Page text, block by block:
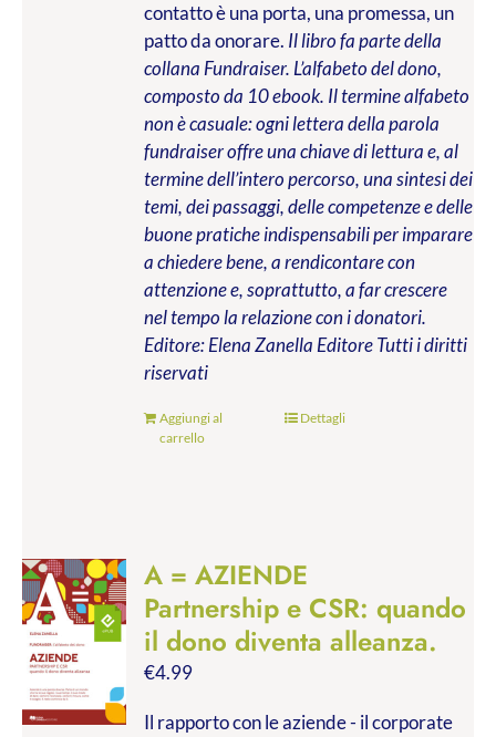
contatto è una porta, una promessa, un
patto da onorare. Il libro fa parte della
collana Fundraiser. L’alfabeto del dono,
composto da 10 ebook. Il termine alfabeto
non è casuale: ogni lettera della parola
fundraiser offre una chiave di lettura e, al
termine dell’intero percorso, una sintesi dei
temi, dei passaggi, delle competenze e delle
buone pratiche indispensabili per imparare
a chiedere bene, a rendicontare con
attenzione e, soprattutto, a far crescere
nel tempo la relazione con i donatori.
Editore: Elena Zanella EditoreTutti i diritti
riservati
Aggiungi al
carrello
Dettagli
A = AZIENDE
Partnership e CSR: quando
il dono diventa alleanza.
€4.99
Il rapporto con le aziende - il corporate